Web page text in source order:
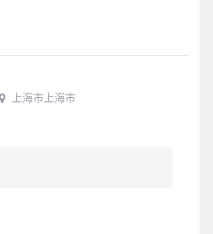
上海市上海市